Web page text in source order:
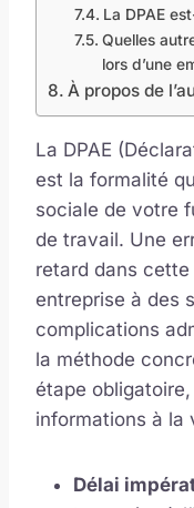
La DPAE
Quelles
lors d’une
À propos de
La DPAE
est la formalité
sociale de votre
de travail. Une
retard dans
entreprise à des
complications
la méthode
étape
informations à la
Délai